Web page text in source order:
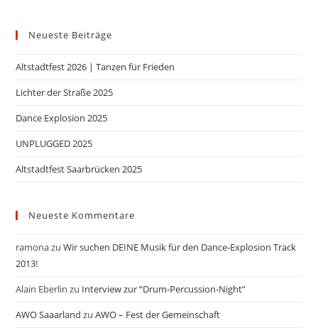
Neueste Beiträge
Altstadtfest 2026 | Tanzen für Frieden
Lichter der Straße 2025
Dance Explosion 2025
UNPLUGGED 2025
Altstadtfest Saarbrücken 2025
Neueste Kommentare
ramonazuWir suchen DEINE Musik für den Dance-Explosion Track
2013!
Alain Eberlin zu Interview zur “Drum-Percussion-Night”
AWO Saaarland zuAWO – Fest der Gemeinschaft